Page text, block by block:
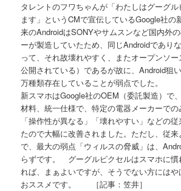
タレントのフワちゃんが「わたしはグーグ
ます」というCMで宣伝しているGoogle社の
来のAndroidはSONYやサムスンなど国内外
ーが製造していたため、同じAndroidであり
って、それ故壊れやすく、またオープンソ
公開されている）であるが故に、Android狙
万種類存在していることが弱点でした。
新スマホはGoogle社のOEM（委託製造）で
材料、統一仕様で、特定の電器メーカーでの
「操作性が異なる」「壊れやすい」などの
たので大幅に改善されました。ただし、従
で、最大の弱点「ウィルスの脅威」は、
らずです。 グーグルピクセルはスマホに慣
れば、まぁよいですが、そうでない方には
おススメです。 ［記事：笠井］